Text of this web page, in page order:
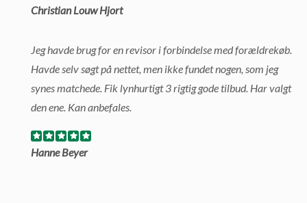
Christian Louw Hjort
Jeg havde brug for en revisor i forbindelse med forældrekøb.
Havde selv søgt på nettet, men ikke fundet nogen, som jeg
synes matchede. Fik lynhurtigt 3 rigtig gode tilbud. Har valgt
den ene. Kan anbefales.
Hanne Beyer